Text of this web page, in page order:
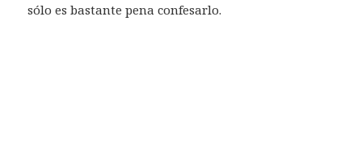
sólo es bastante pena confesarlo.